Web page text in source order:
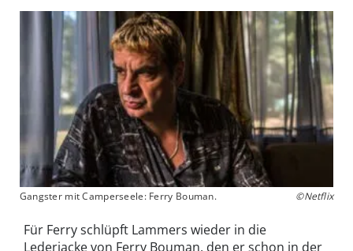
Gangster mit Camperseele: Ferry Bouman. ©Netflix
Für Ferry schlüpft Lammers wieder in die
Lederjacke von Ferry Bouman, den er schon in der